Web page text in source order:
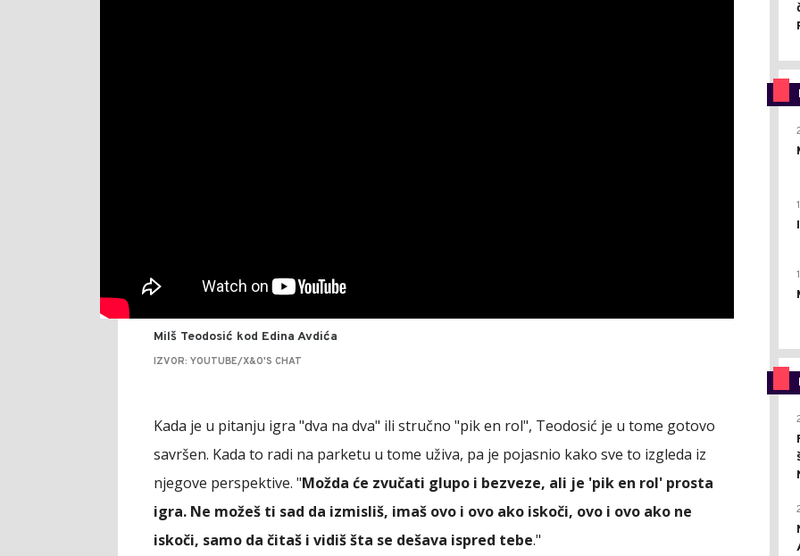
Milš Teodosić kod Edina Avdića
IZVOR: YOUTUBE/X&O'S CHAT
Kada je u pitanju igra "dva na dva" ili stručno "pik en rol", Teodosić je u tome gotovo
savršen. Kada to radi na parketu u tome uživa, pa je pojasnio kako sve to izgleda iz
njegove perspektive. "Možda će zvučati glupo i bezveze, ali je 'pik en rol' prosta
igra. Ne možeš ti sad da izmisliš, imaš ovo i ovo ako iskoči, ovo i ovo ako ne
iskoči, samo da čitaš i vidiš šta se dešava ispred tebe."